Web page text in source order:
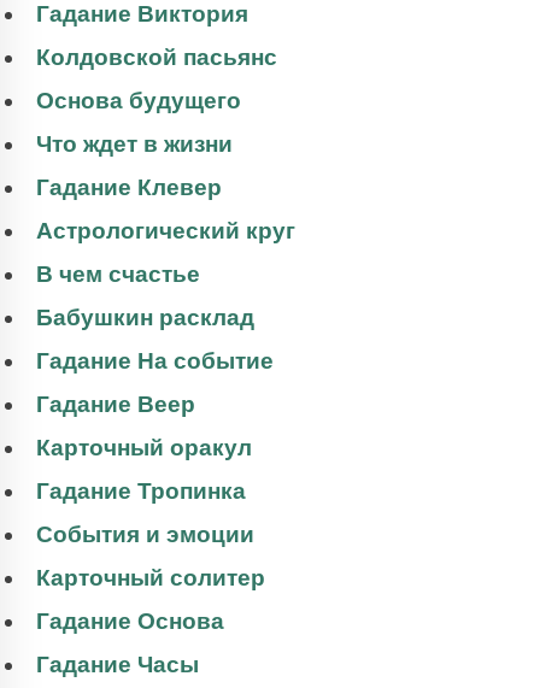
Гадание Виктория
Колдовской пасьянс
Основа будущего
Что ждет в жизни
Гадание Клевер
Астрологический круг
В чем счастье
Бабушкин расклад
Гадание На событие
Гадание Веер
Карточный оракул
Гадание Тропинка
События и эмоции
Карточный солитер
Гадание Основа
Гадание Часы